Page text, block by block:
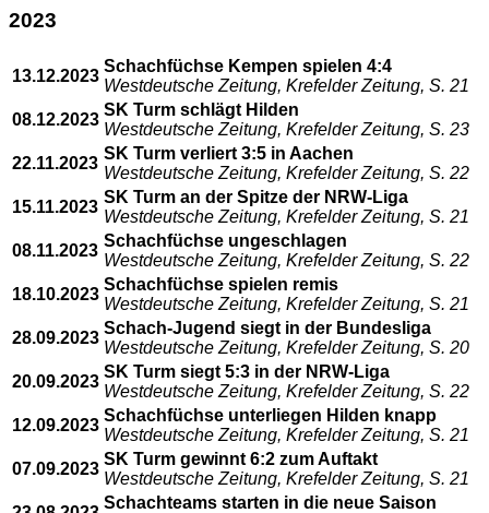
2023
13.12.2023
Schachfüchse Kempen spielen 4:4
Westdeutsche Zeitung, Krefelder Zeitung, S. 21
08.12.2023
SK Turm schlägt Hilden
Westdeutsche Zeitung, Krefelder Zeitung, S. 23
22.11.2023
SK Turm verliert 3:5 in Aachen
Westdeutsche Zeitung, Krefelder Zeitung, S. 22
15.11.2023
SK Turm an der Spitze der NRW-Liga
Westdeutsche Zeitung, Krefelder Zeitung, S. 21
08.11.2023
Schachfüchse ungeschlagen
Westdeutsche Zeitung, Krefelder Zeitung, S. 22
18.10.2023
Schachfüchse spielen remis
Westdeutsche Zeitung, Krefelder Zeitung, S. 21
28.09.2023
Schach-Jugend siegt in der Bundesliga
Westdeutsche Zeitung, Krefelder Zeitung, S. 20
20.09.2023
SK Turm siegt 5:3 in der NRW-Liga
Westdeutsche Zeitung, Krefelder Zeitung, S. 22
12.09.2023
Schachfüchse unterliegen Hilden knapp
Westdeutsche Zeitung, Krefelder Zeitung, S. 21
07.09.2023
SK Turm gewinnt 6:2 zum Auftakt
Westdeutsche Zeitung, Krefelder Zeitung, S. 21
Schachteams starten in die neue Saison